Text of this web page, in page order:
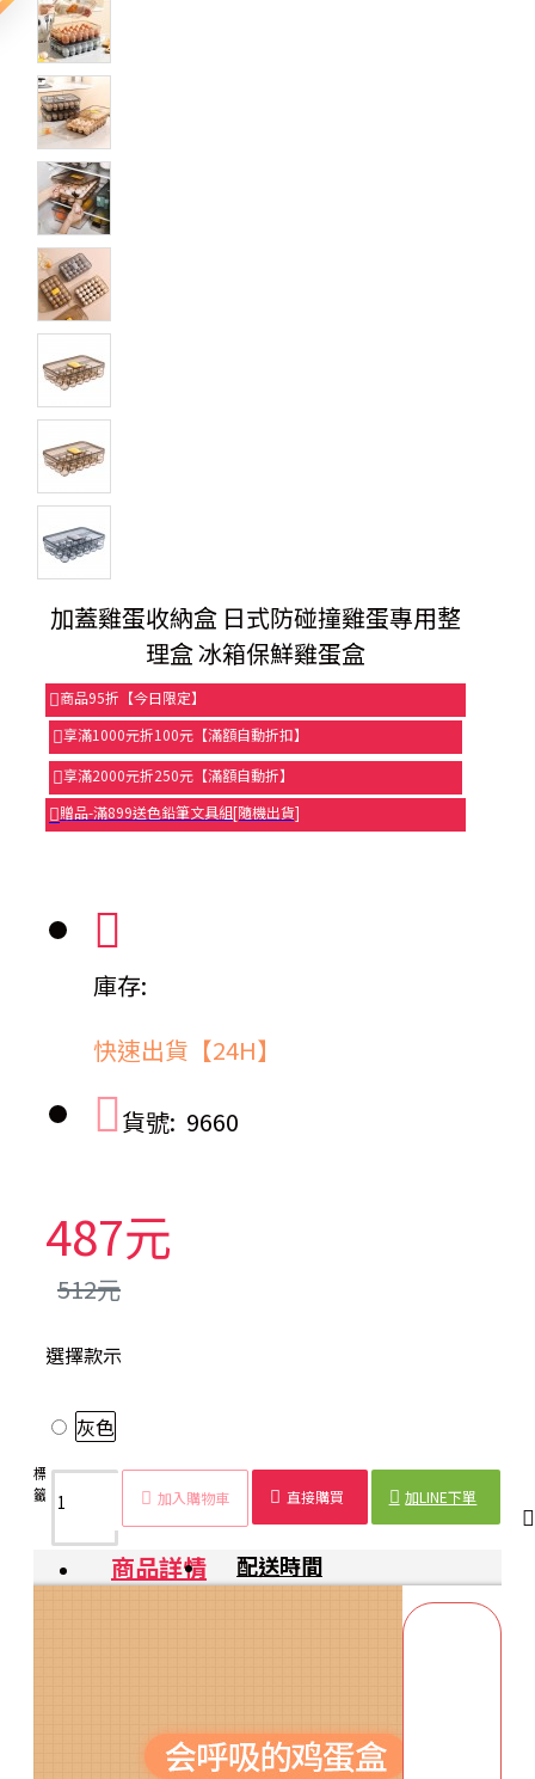
加蓋雞蛋收納盒 日式防碰撞雞蛋專用整
理盒 冰箱保鮮雞蛋盒
商品95折【今日限定】
享滿1000元折100元【滿額自動折扣】
享滿2000元折250元【滿額自動折】
贈品-滿899送色鉛筆文具組[隨機出貨]
庫存:
快速出貨【24H】
貨號: 9660
487元
512元
選擇款示
灰色
加入購物車 直接購買 加LINE下單
標
籤：
加蓋
雞蛋
收納
日式
雞蛋
防碰撞
雞蛋盒
冰箱
保鮮
雞蛋
廚房
收納
食物
保鮮
商品詳情 配送時間